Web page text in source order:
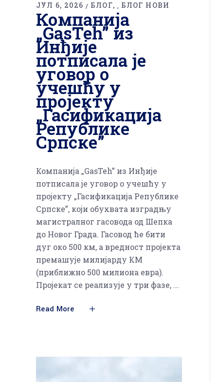
ЈУЛ 6, 2026 БЛОГ , БЛОГ НОВИ
Компанија
„GasTeh” из
Инђије
потписала је
уговор о
учешћу у
пројекту
„Гасификација
Републике
Српске”
Компанија „GasTeh” из Инђије
потписала је уговор о учешћу у
пројекту „Гасификација Републике
Српске”, који обухвата изградњу
магистралног гасовода од Шепка
до Новог Града. Гасовод ће бити
дуг око 500 км, а вредност пројекта
премашује милијарду КМ
(приближно 500 милиона евра).
Пројекат се реализује у три фазе,
Read More